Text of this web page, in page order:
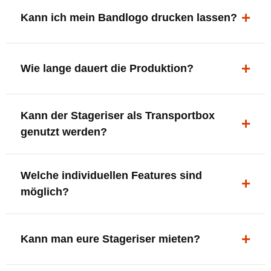
ergonomisch, sicher und gut sichtbar.
Kann ich mein Bandlogo drucken lassen?
deine Bühne, deine Marke.
Wie lange dauert die Produktion?
innerhalb Deutschlands kostenfrei.
Kann der Stageriser als Transportbox
genutzt werden?
oder Zubehör nutzen.
Welche individuellen Features sind
möglich?
XLR-Brücke / Schnittstelle
Setlist-Clip
Kann man eure Stageriser mieten?